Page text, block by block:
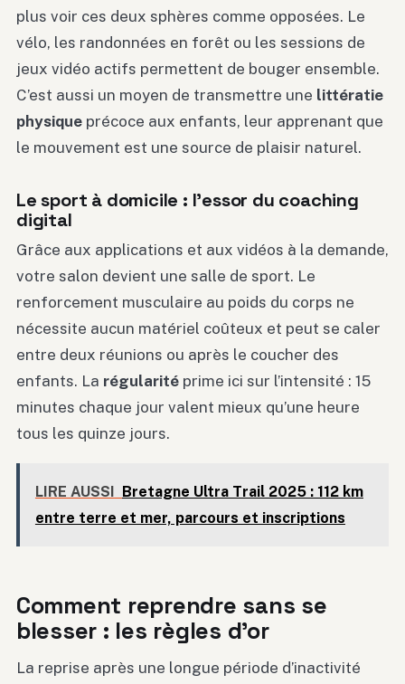
plus voir ces deux sphères comme opposées. Le
vélo, les randonnées en forêt ou les sessions de
jeux vidéo actifs permettent de bouger ensemble.
C’est aussi un moyen de transmettre une littératie
physique précoce aux enfants, leur apprenant que
le mouvement est une source de plaisir naturel.
Le sport à domicile : l’essor du coaching
digital
Grâce aux applications et aux vidéos à la demande,
votre salon devient une salle de sport. Le
renforcement musculaire au poids du corps ne
nécessite aucun matériel coûteux et peut se caler
entre deux réunions ou après le coucher des
enfants. La régularité prime ici sur l’intensité : 15
minutes chaque jour valent mieux qu’une heure
tous les quinze jours.
LIRE AUSSI Bretagne Ultra Trail 2025 : 112 km
entre terre et mer, parcours et inscriptions
Comment reprendre sans se
blesser : les règles d’or
La reprise après une longue période d’inactivité